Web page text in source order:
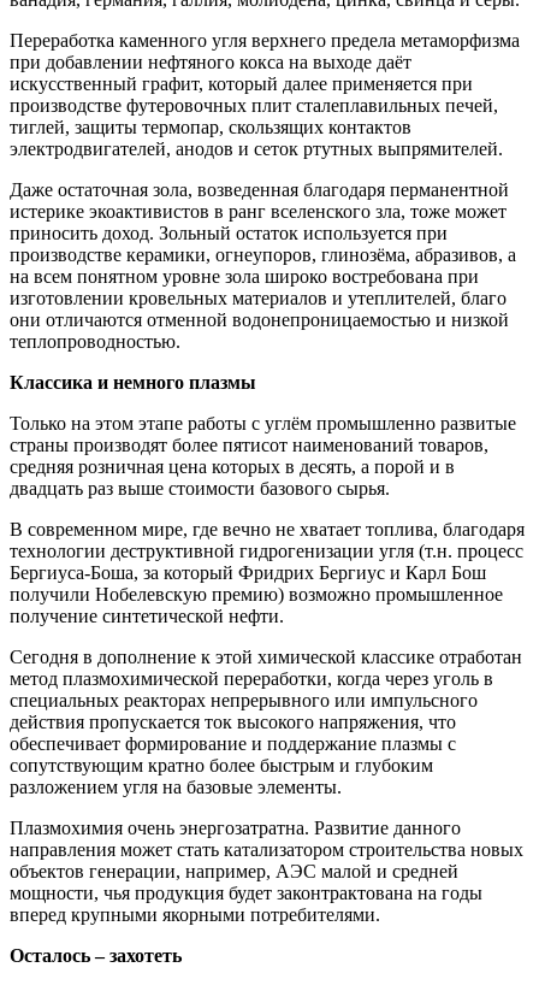
Переработка каменного угля верхнего предела метаморфизма
при добавлении нефтяного кокса на выходе даёт
искусственный графит, который далее применяется при
производстве футеровочных плит сталеплавильных печей,
тиглей, защиты термопар, скользящих контактов
электродвигателей, анодов и сеток ртутных выпрямителей.
Даже остаточная зола, возведенная благодаря перманентной
истерике экоактивистов в ранг вселенского зла, тоже может
приносить доход. Зольный остаток используется при
производстве керамики, огнеупоров, глинозёма, абразивов, а
на всем понятном уровне зола широко востребована при
изготовлении кровельных материалов и утеплителей, благо
они отличаются отменной водонепроницаемостью и низкой
теплопроводностью.
Классика и немного плазмы
Только на этом этапе работы с углём промышленно развитые
страны производят более пятисот наименований товаров,
средняя розничная цена которых в десять, а порой и в
двадцать раз выше стоимости базового сырья.
В современном мире, где вечно не хватает топлива, благодаря
технологии деструктивной гидрогенизации угля (т.н. процесс
Бергиуса-Боша, за который Фридрих Бергиус и Карл Бош
получили Нобелевскую премию) возможно промышленное
получение синтетической нефти.
Сегодня в дополнение к этой химической классике отработан
метод плазмохимической переработки, когда через уголь в
специальных реакторах непрерывного или импульсного
действия пропускается ток высокого напряжения, что
обеспечивает формирование и поддержание плазмы с
сопутствующим кратно более быстрым и глубоким
разложением угля на базовые элементы.
Плазмохимия очень энергозатратна. Развитие данного
направления может стать катализатором строительства новых
объектов генерации, например, АЭС малой и средней
мощности, чья продукция будет законтрактована на годы
вперед крупными якорными потребителями.
Осталось – захотеть